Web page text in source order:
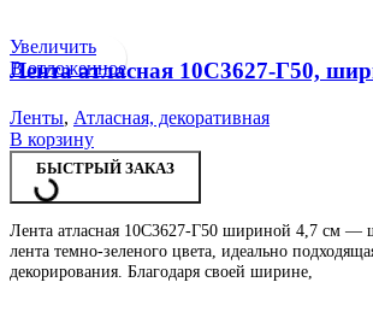
Увеличить
В отложенное
Лента атласная 10С3627-Г50,
Ленты, Атласная, декоративная
В корзину
БЫСТРЫЙ ЗАКАЗ
Лента атласная 10С3627-Г50 шириной 4,7 см —
лента темно-зеленого цвета, идеально
декорирования. Благодаря своей ширине,